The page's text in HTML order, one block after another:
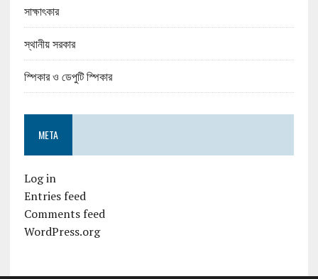
সাক্ষাৎকার
স্থানীয় সরকার
স্পিকার ও ডেপুটি স্পিকার
META
Log in
Entries feed
Comments feed
WordPress.org